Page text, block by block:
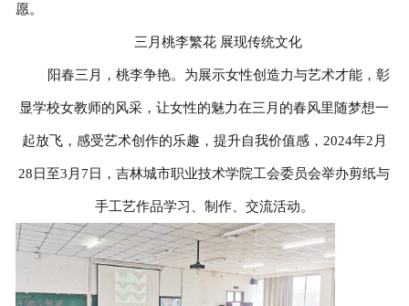
愿。
三月桃李繁花 展现传统文化
阳春三月，桃李争艳。为展示女性创造力与艺术才能，彰
显学校女教师的风采，让女性的魅力在三月的春风里随梦想一
起放飞，感受艺术创作的乐趣，提升自我价值感，2024年2月
28日至3月7日，吉林城市职业技术学院工会委员会举办剪纸与
手工艺作品学习、制作、交流活动。